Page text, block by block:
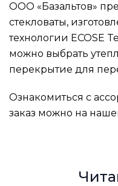
ООО «Базальтов»
стекловаты,
технологии ECOSE
можно выбрать
перекрытие для
Ознакомиться с
заказ можно на